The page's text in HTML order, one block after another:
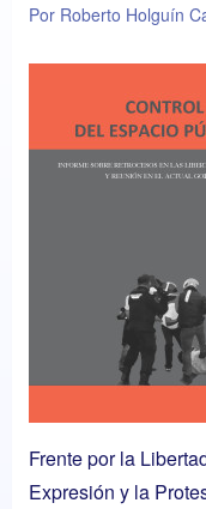
Por Roberto Holguín
Frente por la
Expresión y la